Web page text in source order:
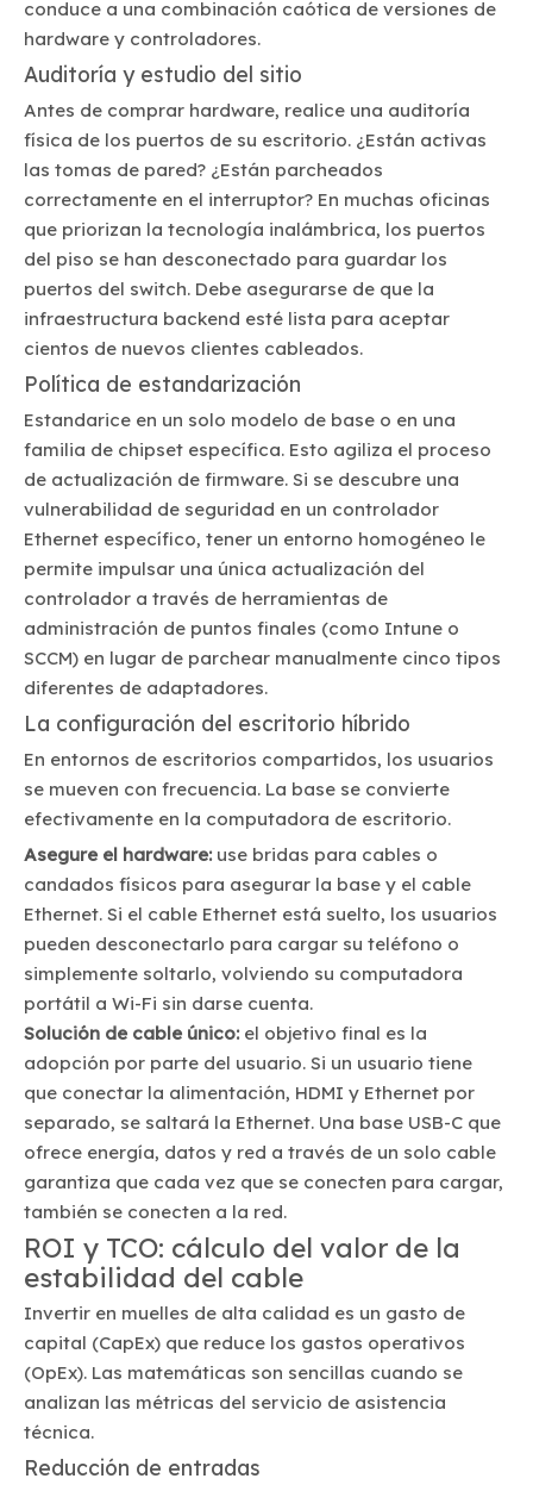
conduce a una combinación caótica de versiones de
hardware y controladores.
Auditoría y estudio del sitio
Antes de comprar hardware, realice una auditoría
física de los puertos de su escritorio. ¿Están activas
las tomas de pared? ¿Están parcheados
correctamente en el interruptor? En muchas oficinas
que priorizan la tecnología inalámbrica, los puertos
del piso se han desconectado para guardar los
puertos del switch. Debe asegurarse de que la
infraestructura backend esté lista para aceptar
cientos de nuevos clientes cableados.
Política de estandarización
Estandarice en un solo modelo de base o en una
familia de chipset específica. Esto agiliza el proceso
de actualización de firmware. Si se descubre una
vulnerabilidad de seguridad en un controlador
Ethernet específico, tener un entorno homogéneo le
permite impulsar una única actualización del
controlador a través de herramientas de
administración de puntos finales (como Intune o
SCCM) en lugar de parchear manualmente cinco tipos
diferentes de adaptadores.
La configuración del escritorio híbrido
En entornos de escritorios compartidos, los usuarios
se mueven con frecuencia. La base se convierte
efectivamente en la computadora de escritorio.
Asegure el hardware: use bridas para cables o
candados físicos para asegurar la base y el cable
Ethernet. Si el cable Ethernet está suelto, los usuarios
pueden desconectarlo para cargar su teléfono o
simplemente soltarlo, volviendo su computadora
portátil a Wi-Fi sin darse cuenta.
Solución de cable único: el objetivo final es la
adopción por parte del usuario. Si un usuario tiene
que conectar la alimentación, HDMI y Ethernet por
separado, se saltará la Ethernet. Una base USB-C que
ofrece energía, datos y red a través de un solo cable
garantiza que cada vez que se conecten para cargar,
también se conecten a la red.
ROI y TCO: cálculo del valor de la
estabilidad del cable
Invertir en muelles de alta calidad es un gasto de
capital (CapEx) que reduce los gastos operativos
(OpEx). Las matemáticas son sencillas cuando se
analizan las métricas del servicio de asistencia
técnica.
Reducción de entradas